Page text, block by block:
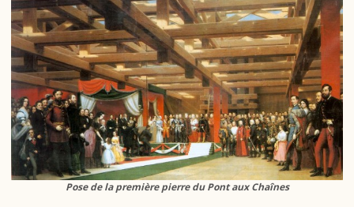
Pose de la première pierre du Pont aux Chaînes